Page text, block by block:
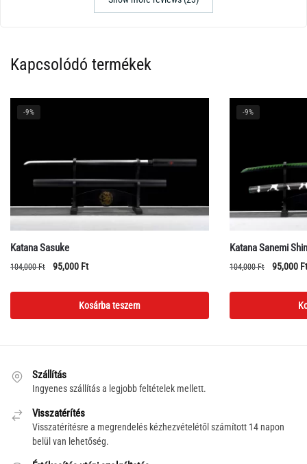
Kapcsolódó termékek
-9%
Katana Sasuke
104,000Ft
Original
104,000 Ft.
95,000 FtCurrent
95,000 Ft.
Kosárba teszem
-9%
Katana Sanemi
104,000Ft
Original
104,000
95,000 Ft
Szállítás
Ingyenes szállítás a legjobb feltételek mellett.
Visszatérítés
Visszatérítésre a megrendelés kézhezvételétől számított 14 napon
belül van lehetőség.